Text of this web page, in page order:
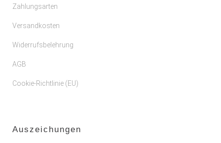
Zahlungsarten
Versandkosten
Widerrufsbelehrung
AGB
Cookie-Richtlinie (EU)
Auszeichungen